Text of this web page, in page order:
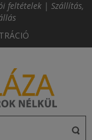
feltételek | Szállítás,